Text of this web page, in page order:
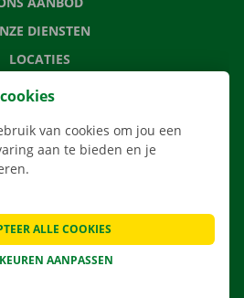
DIENSTEN
LOCATIES
APP
VRAGEN
NIEUWS
van cookies om jou een
aan te bieden en je
AANPASSEN
ALLE COOKIES